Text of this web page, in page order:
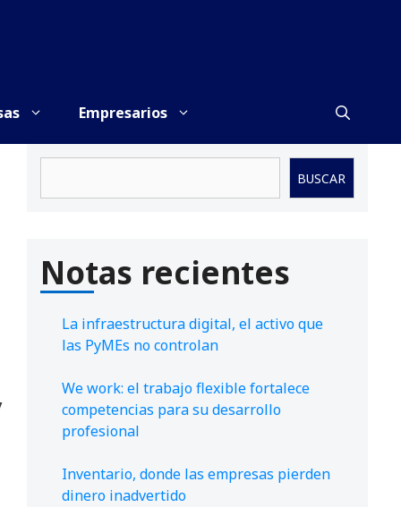
Empresarios
BUSCAR
Notas recientes
La infraestructura digital, el activo que
las PyMEs no controlan
We work: el trabajo flexible fortalece
competencias para su desarrollo
profesional
Inventario, donde las empresas pierden
dinero inadvertido